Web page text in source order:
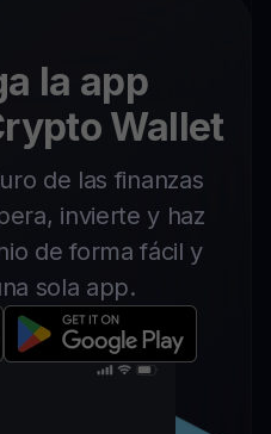
la app
Wallet
de las finanzas
invierte y haz
de forma fácil y
sola app.